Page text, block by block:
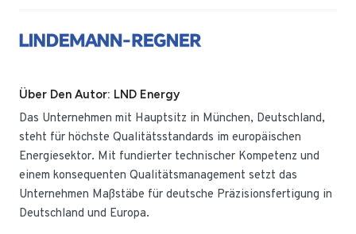
Über Den Autor: LND Energy
Das Unternehmen mit Hauptsitz in München, Deutschland,
steht für höchste Qualitätsstandards im europäischen
Energiesektor. Mit fundierter technischer Kompetenz und
einem konsequenten Qualitätsmanagement setzt das
Unternehmen Maßstäbe für deutsche Präzisionsfertigung in
Deutschland und Europa.